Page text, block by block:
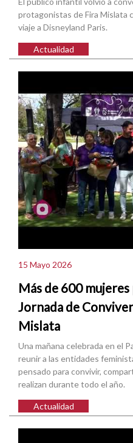
protagonistas de Fira Mislata
viaje a Disneyland Paris.
Actualidad
15 Mayo 2026
Más de 600
Jornada de
Mislata
Una mañana celebrada en el
reunir a las entidades
pensado para convivir,
realizan durante todo el año.
Actualidad